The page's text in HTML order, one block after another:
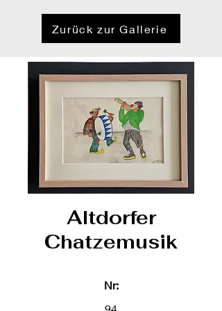
Zurück zur Gallerie
Altdorfer
Chatzemusik
Nr: